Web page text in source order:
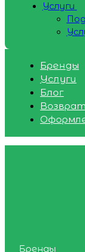
Услуги
Бренды
Услуги
Блог
Бренды